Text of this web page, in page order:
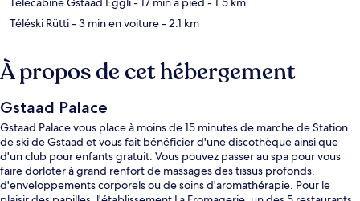
Téléski Rütti- 3 min en voiture- 2.1 km
À propos de cet hébergement
Gstaad Palace
Gstaad Palace vous place à moins de 15 minutes de marche de Station
de ski de Gstaad et vous fait bénéficier d'une discothèque ainsi que
d'un club pour enfants gratuit. Vous pouvez passer au spa pour vous
faire dorloter à grand renfort de massages des tissus profonds,
d'enveloppements corporels ou de soins d'aromathérapie. Pour le